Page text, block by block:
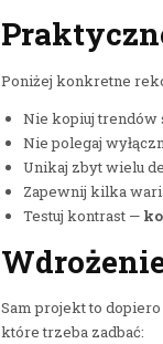
Poniżej konkretne
Nie kopiuj trendów
Nie polegaj
Unikaj zbyt wielu
Zapewnij kilka
Testuj kontrast —
Sam projekt to
które trzeba zadbać: